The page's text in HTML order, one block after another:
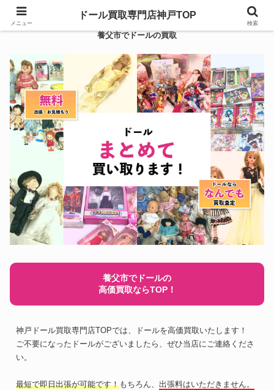
養父市でドールの買取
養父市でドールの
高価買取ならTOP！
神戸ドール買取専門店TOPでは、ドールを高価買取いたします！
ご不要になったドールがございましたら、ぜひ当店にご連絡くださ
い。
最短で即日出張が可能です！もちろん、 出張料はいただきません。
メニュー
ドール買取専門店神戸TOP
検索